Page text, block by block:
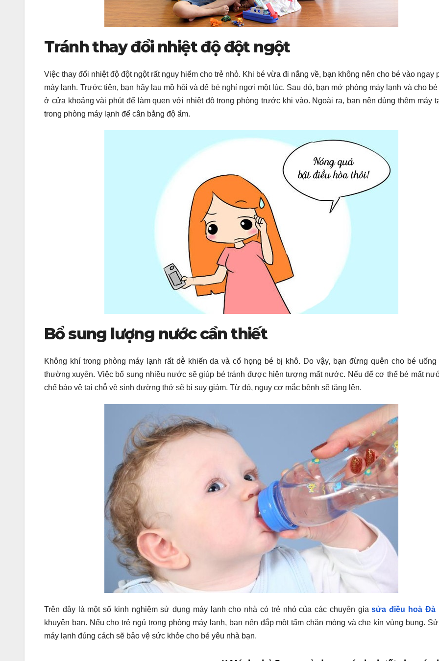
Tránh thay đổi nhiệt độ đột ngột
Việc thay đổi nhiệt độ đột ngột rất nguy hiểm cho trẻ nhỏ. Khi bé vừa đi nắng về, bạn không nên cho bé vào ngay
máy lạnh. Trước tiên, bạn hãy lau mồ hôi và để bé nghỉ ngơi một lúc. Sau đó, bạn mở phòng máy lạnh và cho
ở cửa khoảng vài phút để làm quen với nhiệt độ trong phòng trước khi vào. Ngoài ra, bạn nên dùng thêm máy
trong phòng máy lạnh để cân bằng độ ẩm.
Bổ sung lượng nước cần thiết
Không khí trong phòng máy lạnh rất dễ khiến da và cổ họng bé bị khô. Do vậy, bạn đừng quên cho bé
thường xuyên. Việc bổ sung nhiều nước sẽ giúp bé tránh được hiện tượng mất nước. Nếu để cơ thể bé mất
chế bảo vệ tại chỗ vệ sinh đường thở sẽ bị suy giảm. Từ đó, nguy cơ mắc bệnh sẽ tăng lên.
Trên đây là một số kinh nghiệm sử dụng máy lạnh cho nhà có trẻ nhỏ của các chuyên giasửa điều hoà Đà
khuyên bạn. Nếu cho trẻ ngủ trong phòng máy lạnh, bạn nên đắp một tấm chăn mỏng và che kín vùng bụng.
máy lạnh đúng cách sẽ bảo vệ sức khỏe cho bé yêu nhà bạn.